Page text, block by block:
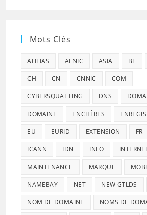
Mots Clés
AFILIAS AFNIC ASIA BE
CH CN CNNIC COM
CYBERSQUATTING DNS
DOMAINE ENCHÈRES
EU EURID EXTENSION FR
ICANN IDN INFO
MAINTENANCE MARQUE MOBI
NAMEBAY NET NEW GTLDS
NOM DE DOMAINE NOMS DE